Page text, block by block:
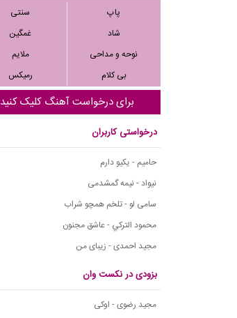
پاپ
سنتی
شاد
غمگین
نوحه و مداحی
ملایم
بی کلام
رمیکس
برای درخواست آهنگ کلیک کنید
درخواستی کاربران
حامیم - یکیو دارم
نیواد - نیمه گمشدمی
سامی لو - تلخم همچو شراب
محمود التركي - عاشق مجنون
مجید احمدی - زیبای من
بزودی در نکست وان
مجید رضوی - اوکی